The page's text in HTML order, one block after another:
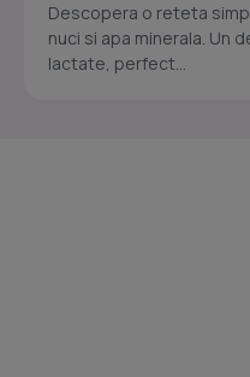
Descopera o reteta
nuci si apa minerala. Un
lactate, perfect...